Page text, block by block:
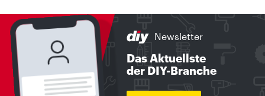
Newsletter
Das Aktuellste
der DIY-Branche